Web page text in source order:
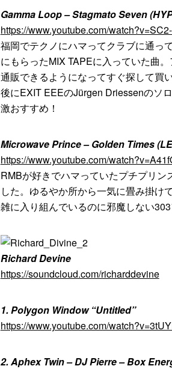
Gamma Loop ‎– Stagmato Seven
https://www.youtube.com/
福岡でテクノにハマってクラブに通っ
にもらったMIX TAPEに入っていた曲
通販できるようになってすぐ探して買い
後にEXIT EEEのJürgen Driessenのソ
激おすすめ！
Microwave Prince ‎– Golden Times
https://www.youtube.com/
RMBが好きでハマっていたプチプリ
した。ゆるやか所から一気に畳み掛け
雑に入り組んでいるのに邪魔しない
Richard Devine
https://soundcloud.com/richarddevine
1. Polygon Window “Untitled”
https://www.youtube.com/
2. Aphex Twin – DJ Pierre – Box